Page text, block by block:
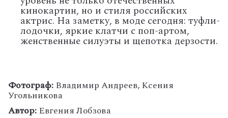
кинокартин, но и стиля российских
актрис. На заметку, в моде сегодня: туфли-
лодочки, яркие клатчи с поп-артом,
женственные силуэты и щепотка дерзости.
Фотограф:Владимир Андреев, Ксения
Угольникова
Автор:Евгения Лобзова